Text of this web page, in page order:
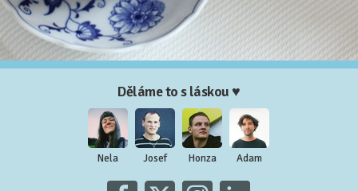
Děláme to s láskou ♥
Nela Josef Honza Adam